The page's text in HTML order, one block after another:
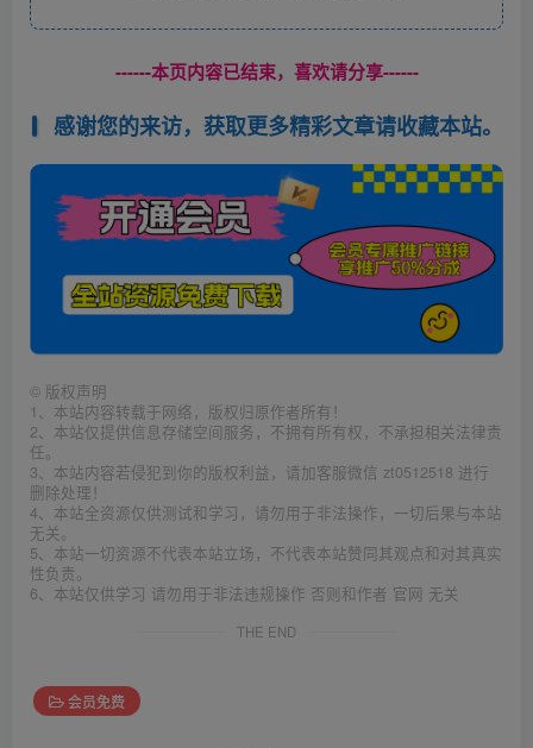
------本页内容已结束，喜欢请分享------
感谢您的来访，获取更多精彩文章请收藏本站。
© 版权声明
1、本站内容转载于网络，版权归原作者所有！
2、本站仅提供信息存储空间服务，不拥有所有权，不承担相关法律责
任。
3、本站内容若侵犯到你的版权利益，请加客服微信 zt0512518 进行
删除处理！
4、本站全资源仅供测试和学习，请勿用于非法操作，一切后果与本站
无关。
5、本站一切资源不代表本站立场，不代表本站赞同其观点和对其真实
性负责。
6、本站仅供学习 请勿用于非法违规操作 否则和作者 官网 无关
THE END
会员免费